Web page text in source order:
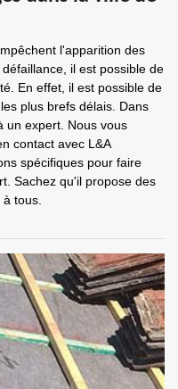
l'apparition des
il est possible de
En effet, il est possible de
plus brefs délais. Dans
un expert. Nous vous
contact avec L&A
spécifiques pour faire
Sachez qu'il propose des
tous.